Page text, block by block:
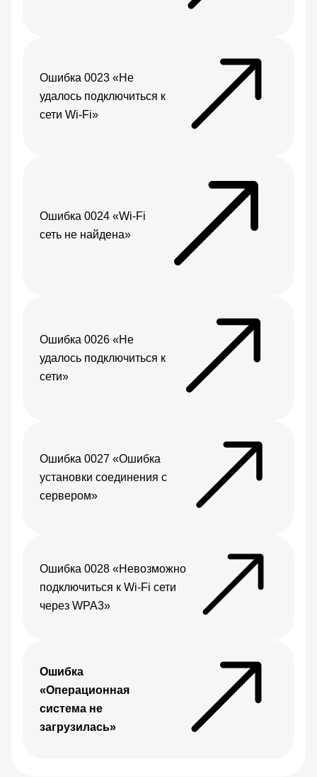
Ошибка 0023 «Не
удалось подключиться к
сети Wi-Fi»
Ошибка 0024 «Wi-Fi
сеть не найдена»
Ошибка 0026 «Не
удалось подключиться к
сети»
Ошибка 0027 «Ошибка
установки соединения с
сервером»
Ошибка 0028 «Невозможно
подключиться к Wi-Fi сети
через WPA3»
Ошибка
«Операционная
система не
загрузилась»